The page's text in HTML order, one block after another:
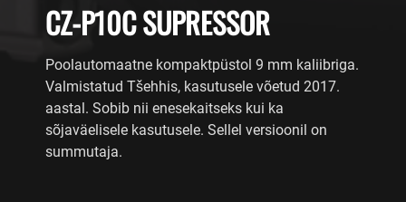
CZ-P10C SUPRESSOR
Poolautomaatne kompaktpüstol 9 mm kaliibriga.
Valmistatud Tšehhis, kasutusele võetud 2017.
aastal. Sobib nii enesekaitseks kui ka
sõjaväelisele kasutusele. Sellel versioonil on
summutaja.